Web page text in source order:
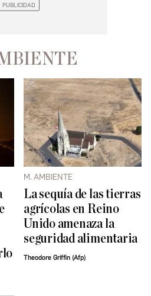
M. AMBIENTE
La sequía de las tierras
agrícolas en Reino
Unido amenaza la
seguridad alimentaria
Theodore Griffin (Afp)